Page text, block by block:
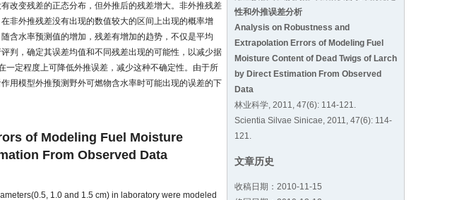
性和外推误差分析
Analysis on Robustness and
Extrapolation Errors of Modeling Fuel
Moisture Content of Dead Twigs of Larch
by Direct Estimation From Observed
Data
林业科学, 2011, 47(6): 114-121.
Scientia Silvae Sinicae, 2011, 47(6): 114-
121.
文章历史
收稿日期：2010-11-15
改变残差的正态分布，但外推后的残差增大。非外推残差
非外推残差没有出现的数值较大的区间上出现的概率增
含水率预测值的增加，残差有增加的趋势，不仅是平均
判，确定其误差均值和不同残差出现的可能性，以减少据
定程度上可降低外推误差，减少这种不确定性。由于所
用模型外推预测野外可燃物含水率时可能出现的误差的下
of Modeling Fuel Moisture
From Observed Data
1.0 and 1.5 cm) in laboratory were modeled